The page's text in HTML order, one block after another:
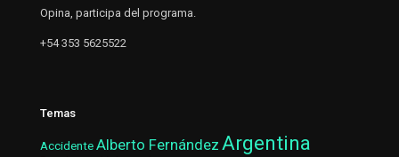
Opina, participa del programa.
+54 353 5625522
Temas
AccidenteAlberto Fernández Argentina